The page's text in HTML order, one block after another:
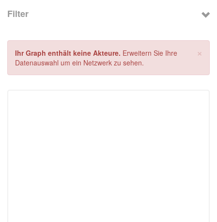
Filter
×
Ihr Graph enthält keine Akteure. Erweitern Sie Ihre
Datenauswahl um ein Netzwerk zu sehen.